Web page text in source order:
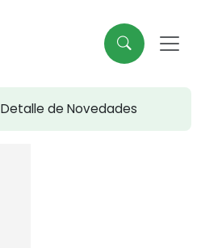
Detalle de Novedades